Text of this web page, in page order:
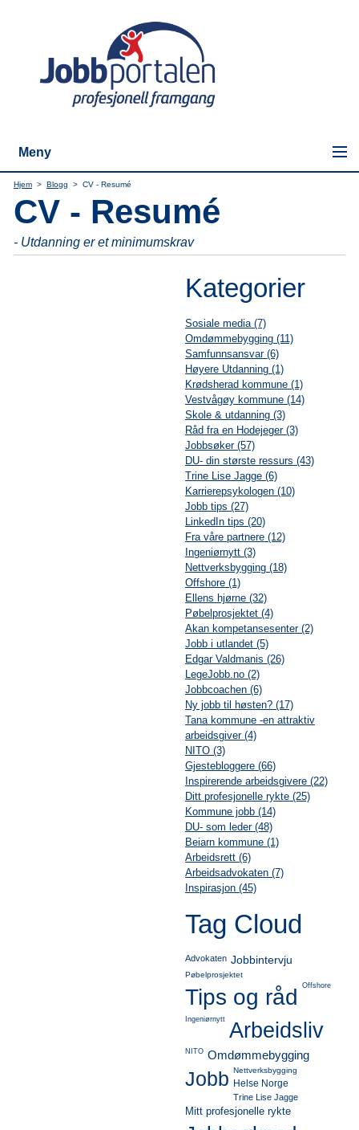
Meny
Hjem > Blogg > CV - Resumé
CV - Resumé
- Utdanning er et minimumskrav
Kategorier
Sosiale media (7)
Omdømmebygging (11)
Samfunnsansvar (6)
Høyere Utdanning (1)
Krødsherad kommune (1)
Vestvågøy kommune (14)
Skole & utdanning (3)
Råd fra en Hodejeger (3)
Jobbsøker (57)
DU- din største ressurs (43)
Trine Lise Jagge (6)
Karrierepsykologen (10)
Jobb tips (27)
LinkedIn tips (20)
Fra våre partnere (12)
Ingeniørnytt (3)
Nettverksbygging (18)
Offshore (1)
Ellens hjørne (32)
Pøbelprosjektet (4)
Akan kompetansesenter (2)
Jobb i utlandet (5)
Edgar Valdmanis (26)
LegeJobb.no (2)
Jobbcoachen (6)
Ny jobb til høsten? (17)
Tana kommune -en attraktiv
arbeidsgiver (4)
NITO (3)
Gjestebloggere (66)
Inspirerende arbeidsgivere (22)
Ditt profesjonelle rykte (25)
Kommune jobb (14)
DU- som leder (48)
Beiarn kommune (1)
Arbeidsrett (6)
Arbeidsadvokaten (7)
Inspirasjon (45)
Tag Cloud
Advokaten Jobbintervju
Pøbelprosjektet
Tips og råd Offshore
Ingeniørnytt Arbeidsliv
NITO Omdømmebygging
Jobb Nettverksbygging
Helse Norge
Trine Lise Jagge
Mitt profesjonelle rykte